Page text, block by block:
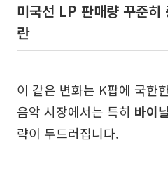
미국선 LP 판매량 꾸준
란
이 같은 변화는 K팝에 국한
음악 시장에서는 특히 바이
략이 두드러집니다.